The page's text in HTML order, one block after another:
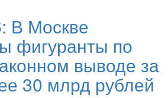
В Москве
фигуранты по
выводе за
30 млрд рублей